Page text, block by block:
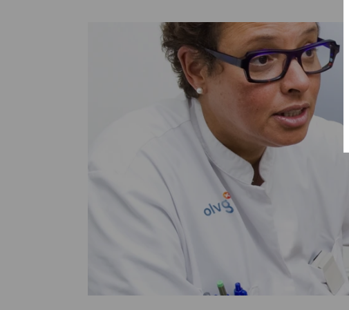
Uw bezoek
Uw verblijf in
Werken bij
Contact
steeds verder uit, zodat u zelf meer
we u sneller helpen.
Direct naar MijnOLVG Lees meer